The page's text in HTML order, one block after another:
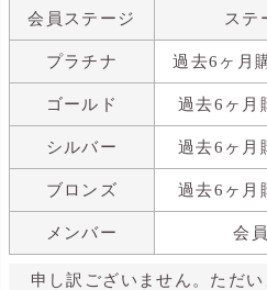
会員ステージ ステ
プラチナ 過去6ヶ月
ゴールド 過去6ヶ月
シルバー 過去6ヶ月
ブロンズ 過去6ヶ月
メンバー 会
申し訳ございません。ただ